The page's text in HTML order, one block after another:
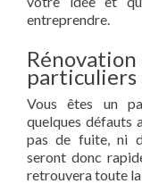
entreprendre.
particuliers
Vous êtes un
quelques défauts
pas de fuite, ni
seront donc
retrouvera toute la